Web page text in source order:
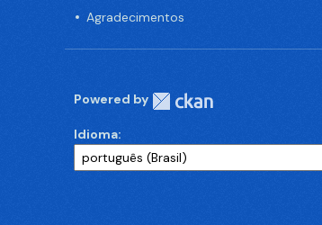
Agradecimentos
Powered by
Idioma